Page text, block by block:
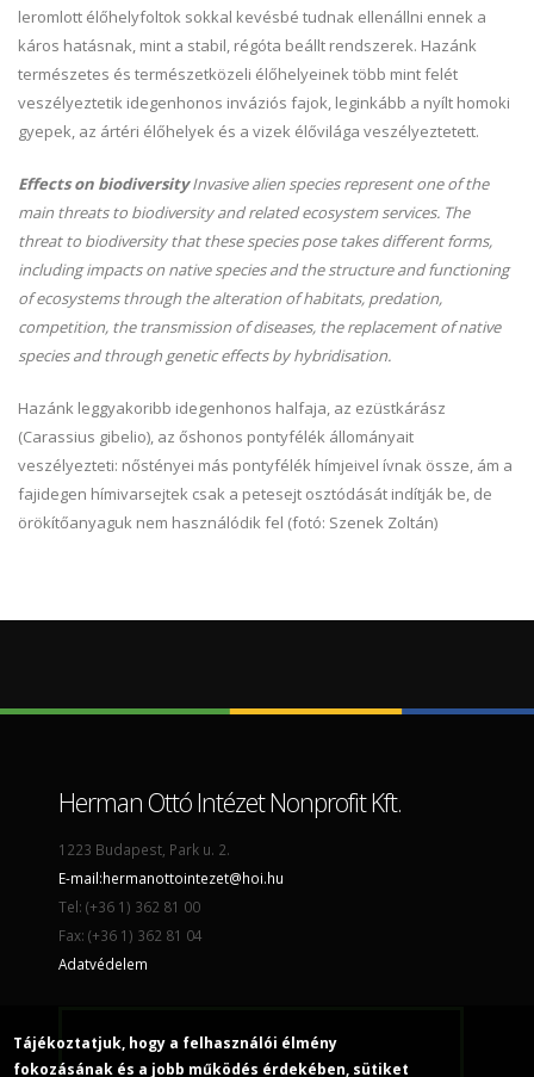
leromlott élőhelyfoltok sokkal kevésbé tudnak ellenállni ennek a
káros hatásnak, mint a stabil, régóta beállt rendszerek. Hazánk
természetes és természetközeli élőhelyeinek több mint felét
veszélyeztetik idegenhonos inváziós fajok, leginkább a nyílt homoki
gyepek, az ártéri élőhelyek és a vizek élővilága veszélyeztetett.
Effects on biodiversity Invasive alien species represent one of the
main threats to biodiversity and related ecosystem services. The
threat to biodiversity that these species pose takes different forms,
including impacts on native species and the structure and functioning
of ecosystems through the alteration of habitats, predation,
competition, the transmission of diseases, the replacement of native
species and through genetic effects by hybridisation.
Hazánk leggyakoribb idegenhonos halfaja, az ezüstkárász
(Carassius gibelio), az őshonos pontyfélék állományait
veszélyezteti: nőstényei más pontyfélék hímjeivel ívnak össze, ám a
fajidegen hímivarsejtek csak a petesejt osztódását indítják be, de
örökítőanyaguk nem használódik fel (fotó: Szenek Zoltán)
Herman Ottó Intézet Nonprofit Kft.
1223 Budapest, Park u. 2.
E-mail:hermanottointezet@hoi.hu
Tel: (+36 1) 362 81 00
Fax: (+36 1) 362 81 04
Adatvédelem
Tájékoztatjuk, hogy a felhasználói élmény
fokozásának és a jobb működés érdekében, sütiket